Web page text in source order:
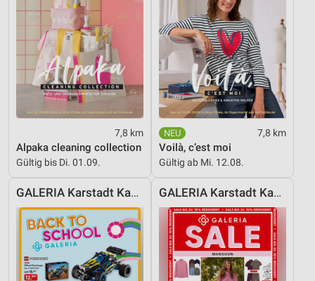
7,8 km
Alpaka cleaning collection
Gültig bis Di. 01.09.
7,8 km
Voilà, c’est moi
Gültig ab Mi. 12.08.
GALERIA Karstadt Kaufhof GALERIA Karstadt Kaufhof